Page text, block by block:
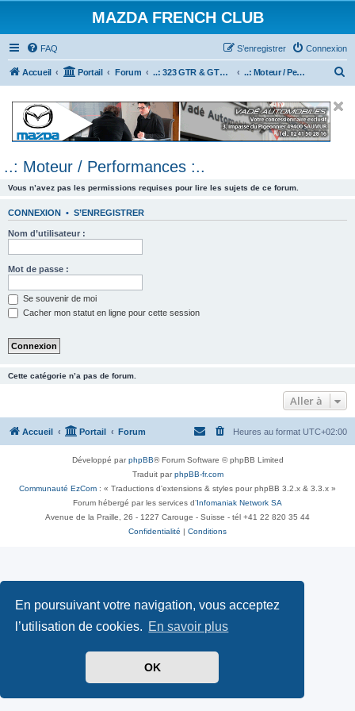
En poursuivant votre navigation, vous acceptez
l’utilisation de cookies. En savoir plus
OK
MAZDA FRENCH CLUB
FAQ Connexion
S’enregistrer
Accueil Portail Forum ..: 323 GTR & GTX :.. ..: Moteur / Performances :..
e
..: Moteur / Performances :..
Vous n’avez pas les permissions requises pour lire les sujets de ce forum.
CONNEXION • S’ENREGISTRER
Nom d’utilisateur :
Mot de passe :
Se souvenir de moi
Cacher mon statut en ligne pour cette session
Cette catégorie n’a pas de forum.
Aller à
Accueil Portail Forum Heures au format UTC+02:00
Développé parphpBB® Forum Software © phpBB Limited
Traduit parphpBB-fr.com
Communauté EzCom : « Traductions d'extensions & styles pour phpBB 3.2.x & 3.3.x »
Forum hébergé par les services d’ Infomaniak Network SA
Avenue de la Praille, 26 - 1227 Carouge - Suisse - tél +41 22 820 35 44
Confidentialité
Conditions